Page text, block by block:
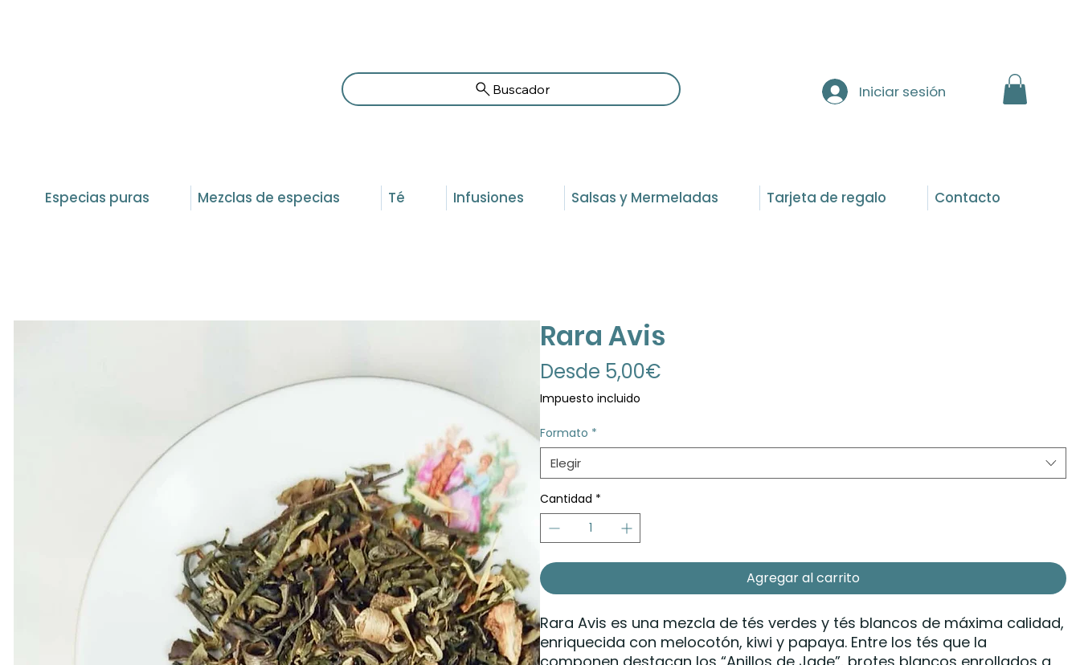
Especias puras Mezclas de especias Té Infusiones Salsas y Mermeladas Tarjeta de regalo Contacto
Buscador Iniciar sesión
Rara Avis
Desde 5,00€
Impuesto incluido
Formato *
Elegir
Cantidad *
Agregar al carrito
Rara Avis es una mezcla de tés verdes y tés blancos de máxima calidad,
enriquecida con melocotón, kiwi y papaya. Entre los tés que la